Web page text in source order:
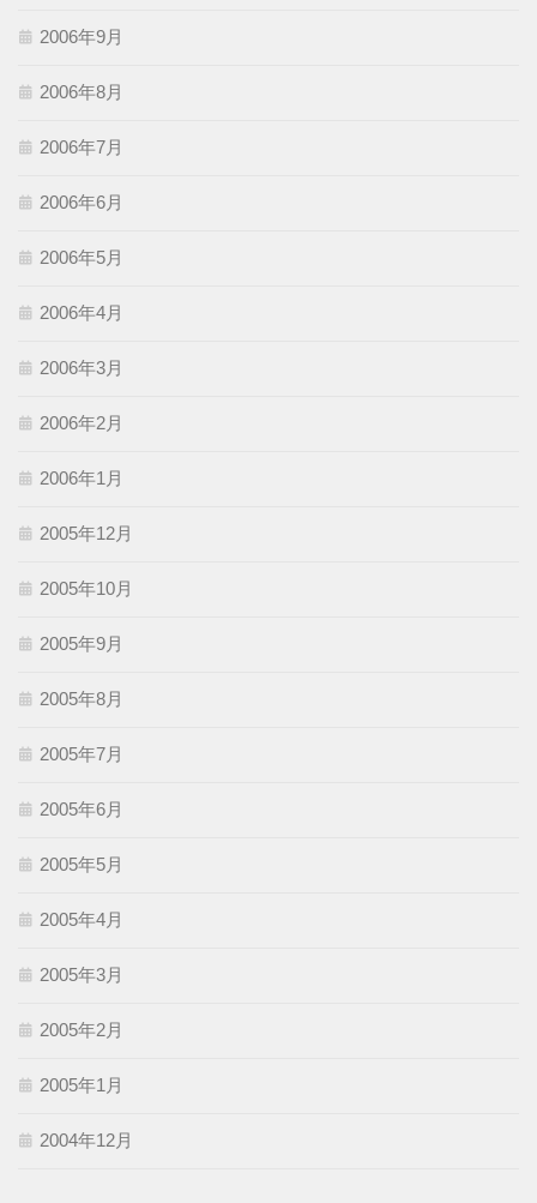
2006年9月
2006年8月
2006年7月
2006年6月
2006年5月
2006年4月
2006年3月
2006年2月
2006年1月
2005年12月
2005年10月
2005年9月
2005年8月
2005年7月
2005年6月
2005年5月
2005年4月
2005年3月
2005年2月
2005年1月
2004年12月